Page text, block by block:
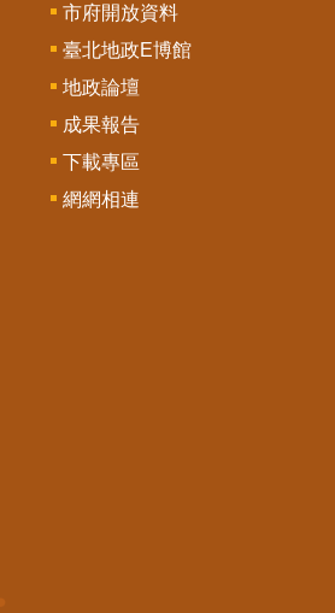
市府開放資料
臺北地政E博館
地政論壇
成果報告
下載專區
網網相連